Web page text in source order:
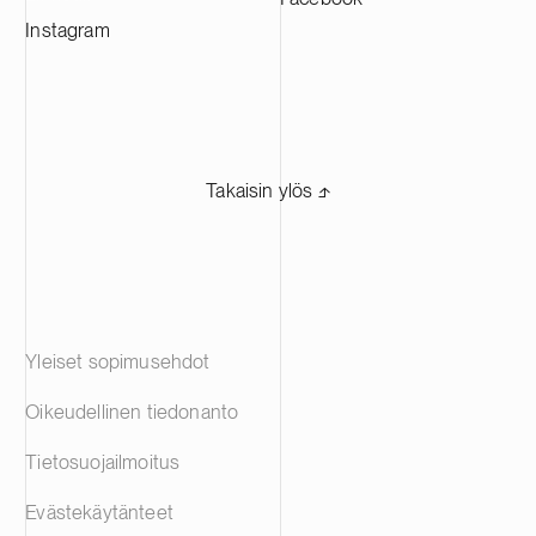
Instagram
Takaisin ylös ⬏
Yleiset sopimusehdot
Oikeudellinen tiedonanto
Tietosuojailmoitus
Evästekäytänteet